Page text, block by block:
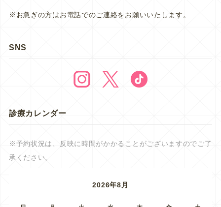
※お急ぎの方はお電話でのご連絡をお願いいたします。
SNS
診療カレンダー
※予約状況は、反映に時間がかかることがございますのでご了
承ください。
2026年8月